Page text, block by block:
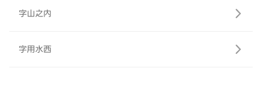
字山之内
字用水西